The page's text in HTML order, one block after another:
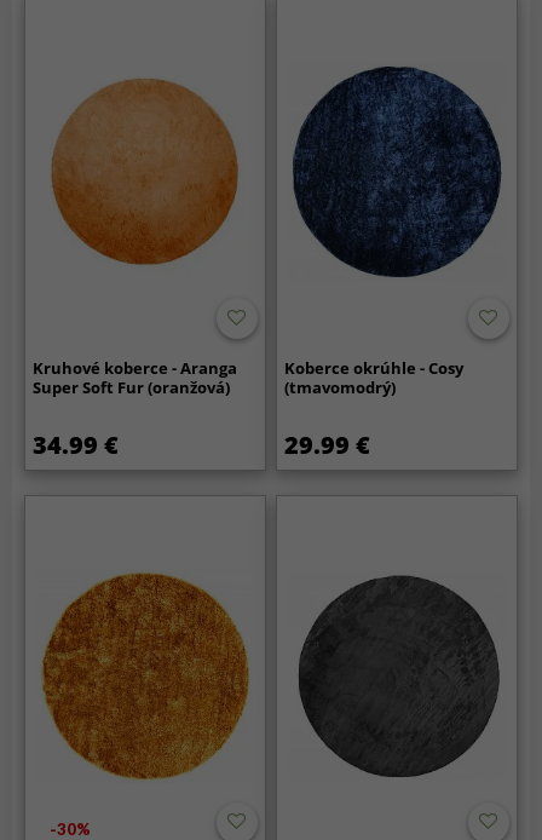
Kruhové koberce - Aranga
Super Soft Fur (oranžová)
34.99 €
Koberce okrúhle - Cosy
(tmavomodrý)
29.99 €
-30%